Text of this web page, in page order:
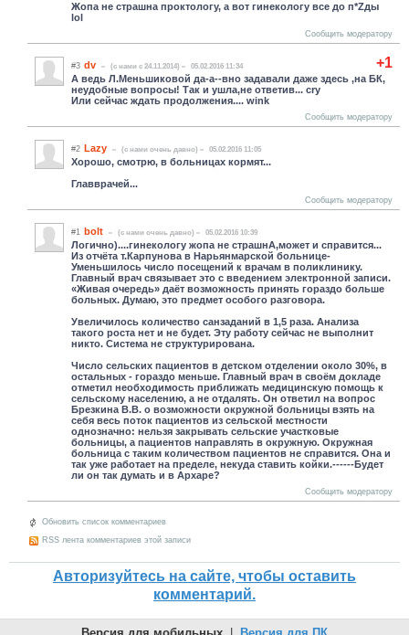
Жопа не страшна проктологу, а вот гинекологу все до п*Zды
lol
Сообщить модератору
+1
#3 dv (c нами с 24.11.2014) 05.02.2016 11:34
А ведь Л.Меньшиковой да-а--вно задавали даже здесь ,на БК,
неудобные вопросы! Так и ушла,не ответив... cry
Или сейчас ждать продолжения.... wink
Сообщить модератору
#2 Lazy (c нами очень давно) 05.02.2016 11:05
Хорошо, смотрю, в больницах кормят...
Главврачей...
Сообщить модератору
#1 bolt (c нами очень давно) 05.02.2016 10:39
Логично)....гинекологу жопа не страшнА,может и справится...
Из отчёта т.Карпунова в Нарьянмарской больнице-
Уменьшилось число посещений к врачам в поликлинику.
Главный врач связывает это с введением электронной записи.
«Живая очередь» даёт возможность принять гораздо больше
больных. Думаю, это предмет особого разговора.
Увеличилось количество санзаданий в 1,5 раза. Анализа
такого роста нет и не будет. Эту работу сейчас не выполнит
никто. Система не структурирована.
Число сельских пациентов в детском отделении около 30%, в
остальных - гораздо меньше. Главный врач в своём докладе
отметил необходимость приближать медицинскую помощь к
сельскому населению, а не отдалять. Он ответил на вопрос
Брезкина В.В. о возможности окружной больницы взять на
себя весь поток пациентов из сельской местности
однозначно: нельзя закрывать сельские участковые
больницы, а пациентов направлять в окружную. Окружная
больница с таким количеством пациентов не справится. Она и
так уже работает на пределе, некуда ставить койки.------Будет
ли он так думать и в Архаре?
Сообщить модератору
Обновить список комментариев
RSS лента комментариев этой записи
Авторизуйтесь на сайте, чтобы оставить
комментарий.